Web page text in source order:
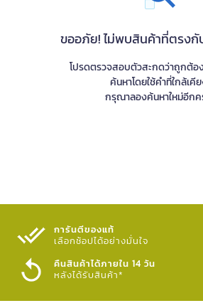
ขออภัย! ไม่พบสินค้าที่ตรง
โปรดตรวจสอบตัวสะกดว่าถูกต้อ
ค้นหาโดยใช้คำที่ใกล้เคี
กรุณาลองค้นหาใหม่อีก
การันตีของแท้
เลือกช้อปได้อย่างมั่นใจ​
คืนสินค้าได้ภายใน 14 วัน
หลังได้รับสินค้า*